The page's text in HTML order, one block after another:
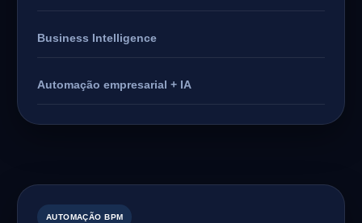
Business Intelligence
Automação empresarial + IA
AUTOMAÇÃO BPM